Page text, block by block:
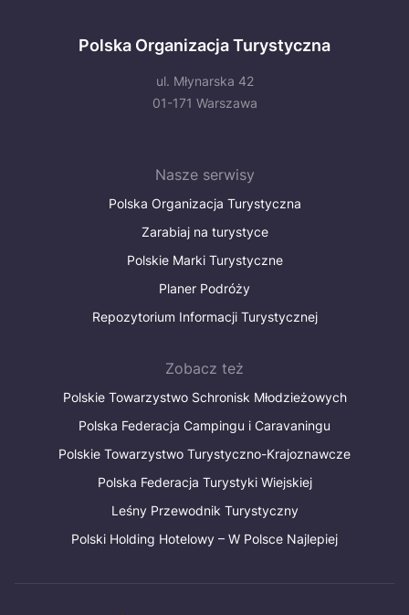
Polska Organizacja Turystyczna
ul. Młynarska 42
01-171 Warszawa
Nasze serwisy
Polska Organizacja Turystyczna
Zarabiaj na turystyce
Polskie Marki Turystyczne
Planer Podróży
Repozytorium Informacji Turystycznej
Zobacz też
Polskie Towarzystwo Schronisk Młodzieżowych
Polska Federacja Campingu i Caravaningu
Polskie Towarzystwo Turystyczno-Krajoznawcze
Polska Federacja Turystyki Wiejskiej
Leśny Przewodnik Turystyczny
Polski Holding Hotelowy – W Polsce Najlepiej